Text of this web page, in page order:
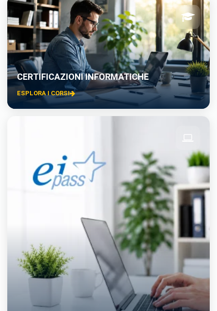
CERTIFICAZIONI INFORMATICHE
ESPLORA I CORSI